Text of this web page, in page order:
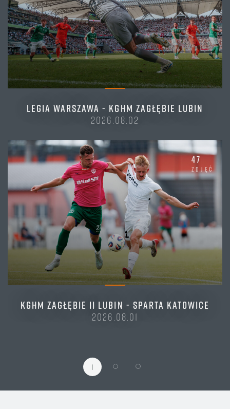
LEGIA WARSZAWA - KGHM ZAGŁĘBIE LUBIN
2026.08.02
47
zdjęć
KGHM ZAGŁĘBIE II LUBIN - SPARTA KATOWICE
2026.08.01
1